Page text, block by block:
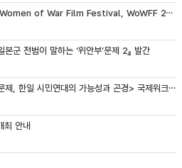
제2회 전쟁과여성영화제 (The 2nd Women of War Film Festival, WoWFF 2024) 개최 안내
본군 전범이 말하는 ‘위안부’문제 2』 발간
2023년 8월 25일 <일본군'위안부' 문제, 한일 시민연대의 가능성과 곤경> 국제워크숍 개최
최 안내